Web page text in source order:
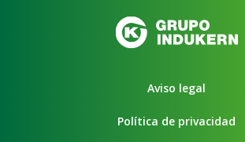
Aviso legal
Política de privacidad